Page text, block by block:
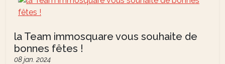
la Team immosquare vous souhaite de
bonnes fêtes !
08 jan. 2024